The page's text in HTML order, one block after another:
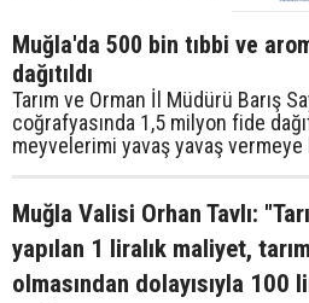
Muğla'da 500 bin tıbbi ve
dağıtıldı
Tarım ve Orman İl Müdürü Barış
coğrafyasında 1,5 milyon fide
meyvelerimi yavaş yavaş vermeye
Muğla Valisi Orhan Tavlı:
yapılan 1 liralık maliyet,
olmasından dolayısıyla 100